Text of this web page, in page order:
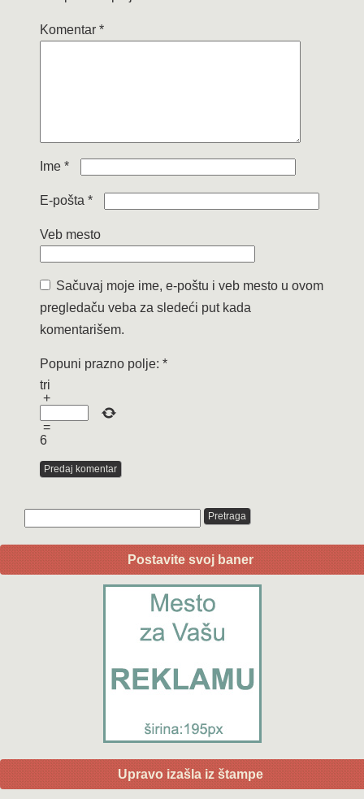
Komentar *
Ime *
E-pošta *
Veb mesto
Sačuvaj moje ime, e-poštu i veb mesto u ovom
pregledaču veba za sledeći put kada
komentarišem.
Popuni prazno polje: *
tri
+
=
6
Postavite svoj baner
Upravo izašla iz štampe